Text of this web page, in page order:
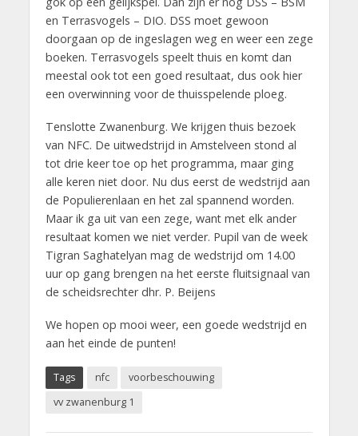
en Terrasvogels – DIO. DSS moet gewoon
doorgaan op de ingeslagen weg en weer een zege
boeken. Terrasvogels speelt thuis en komt dan
meestal ook tot een goed resultaat, dus ook hier
een overwinning voor de thuisspelende ploeg.
Tenslotte Zwanenburg. We krijgen thuis bezoek
van NFC. De uitwedstrijd in Amstelveen stond al
tot drie keer toe op het programma, maar ging
alle keren niet door. Nu dus eerst de wedstrijd aan
de Populierenlaan en het zal spannend worden.
Maar ik ga uit van een zege, want met elk ander
resultaat komen we niet verder. Pupil van de week
Tigran Saghatelyan mag de wedstrijd om 14.00
uur op gang brengen na het eerste fluitsignaal van
de scheidsrechter dhr. P. Beijens
We hopen op mooi weer, een goede wedstrijd en
aan het einde de punten!
Tags nfc
voorbeschouwing
vv zwanenburg 1